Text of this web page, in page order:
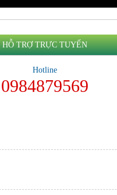
HỖ TRỢ TRỰC TUYẾN
Hotline
0984879569